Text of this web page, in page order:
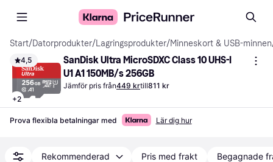
Start/Datorprodukter/Lagringsprodukter/Minneskort & USB-minnen
4,5
+2
SanDisk Ultra MicroSDXC Class 10 UHS-I
U1 A1 150MB/s 256GB
Jämför pris från449 krtill811 kr
Prova flexibla betalningar med Lär dig hur
Rekommenderad Pris med frakt Begagnade